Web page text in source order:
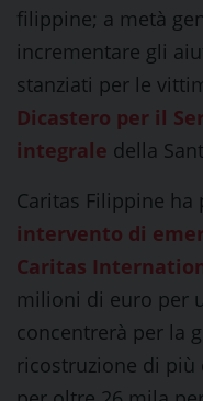
filippine; a metà
incrementare gli
stanziati per le
Dicastero per il
integrale della
Caritas Filippine
intervento di
Caritas
milioni di euro per
concentrerà per la
ricostruzione di più